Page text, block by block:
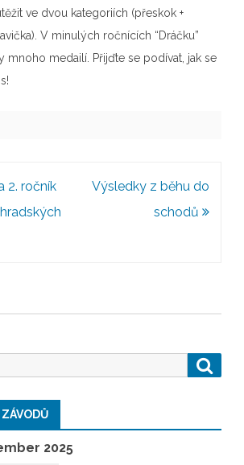
ve dvou kategoriích (přeskok +
V minulých ročnících “Dráčku”
mnoho medailí. Přijďte se podívat, jak se
2. ročník
Výsledky z běhu do
schodů
ZÁVODŮ
2025